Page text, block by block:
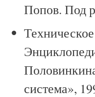
Попов. Под
система»,